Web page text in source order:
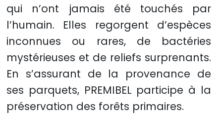
qui n’ont jamais été touchés par
l’humain. Elles regorgent d’espèces
inconnues ou rares, de bactéries
mystérieuses et de reliefs surprenants.
En s’assurant de la provenance de
ses parquets, PREMIBEL participe à la
préservation des forêts primaires.